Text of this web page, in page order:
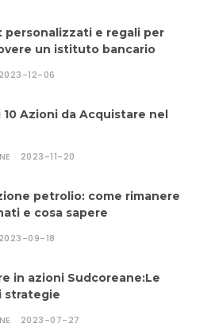
personalizzati e regali per
un istituto bancario
2023-12-06
10 Azioni da Acquistare nel
2023-11-20
petrolio: come rimanere
e cosa sapere
2023-09-18
in azioni Sudcoreane:Le
strategie
2023-07-27